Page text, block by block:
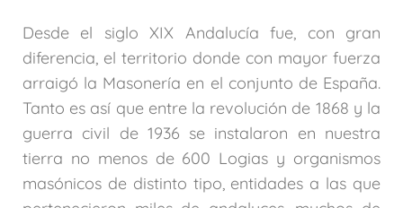
Desde el siglo XIX Andalucía fue, con gran
diferencia, el territorio donde con mayor fuerza
arraigó la Masonería en el conjunto de España.
Tanto es así que entre la revolución de 1868 y la
guerra civil de 1936 se instalaron en nuestra
tierra no menos de 600 Logias y organismos
masónicos de distinto tipo, entidades a las que